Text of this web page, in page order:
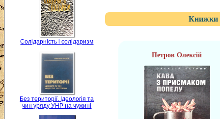
Солідарність і солідаризм
Без території. Ідеологія та
чин уряду УНР на чужині
Книжки
Петров Олексій